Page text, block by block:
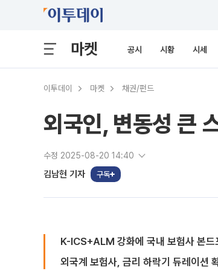
마켓 공시 시황 시세
이투데이 마켓 채권/펀드
외국인, 변동성 큰
수정 2025-08-20 14:40
김남현 기자 구독
K-ICS+ALM 강화에 국내 보험사 본드
외국계 보험사, 금리 하락기 듀레이션